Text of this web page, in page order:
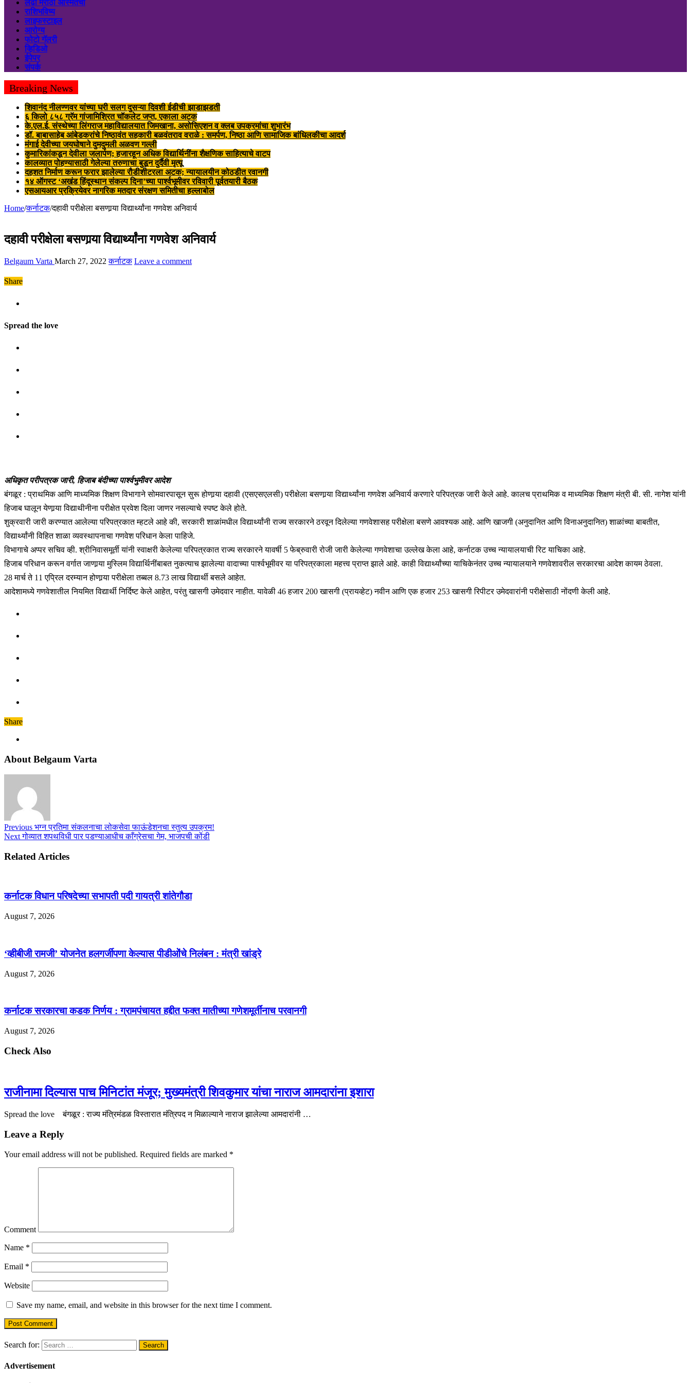
लढा मराठी अस्मितेचा
राशिभविष्य
लाइफस्टाइल
आरोग्य
फोटो गॅलरी
व्हिडिओ
ईपेपर
संपर्क
Breaking News
शिवानंद नीलण्णवर यांच्या घरी सलग दुसऱ्या दिवशी ईडीची झाडाझडती
६ किलो ८५८ ग्रॅम गांजामिश्रित चॉकलेट जप्त, एकाला अटक
के.एल.ई. संस्थेच्या लिंगराज महाविद्यालयात जिमखाना, असोसिएशन व क्लब उपक्रमांचा शुभारंभ
डॉ. बाबासाहेब आंबेडकरांचे निष्ठावंत सहकारी बळवंतराव वराळे : समर्पण, निष्ठा आणि सामाजिक बांधिलकीचा आदर्श
मंगाई देवीच्या जयघोषाने दुमदुमली अळवण गल्ली
कुमारिकांकडून देवीला जलार्पण; हजारहून अधिक विद्यार्थिनींना शैक्षणिक साहित्याचे वाटप
कालव्यात पोहण्यासाठी गेलेल्या तरुणाचा बुडून दुर्दैवी मृत्यू
दहशत निर्माण करून फरार झालेल्या रौडीशीटरला अटक; न्यायालयीन कोठडीत रवानगी
१४ ऑगस्ट ‘अखंड हिंदूस्थान संकल्प दिना’च्या पार्श्वभूमीवर रविवारी पूर्वतयारी बैठक
एसआयआर प्रक्रियेवर नागरिक मतदार संरक्षण समितीचा हल्लाबोल
Home/कर्नाटक/दहावी परीक्षेला बसणार्‍या विद्यार्थ्यांना गणवेश अनिवार्य
दहावी परीक्षेला बसणार्‍या विद्यार्थ्यांना गणवेश अनिवार्य
Belgaum Varta March 27, 2022 कर्नाटक Leave a comment
Share
Spread the love
अधिकृत परीपत्रक जारी, हिजाब बंदीच्या पार्श्वभुमीवर आदेश
बंगळूर : प्राथमिक आणि माध्यमिक शिक्षण विभागाने सोमवारपासून सुरू होणार्‍या दहावी (एसएसएलसी) परीक्षेला बसणार्‍या विद्यार्थ्यांना गणवेश अनिवार्य करणारे परिपत्रक जारी केले आहे. कालच प्राथमिक व माध्यमिक शिक्षण मंत्री बी. सी. नागेश यांनी
हिजाब घालून येणार्‍या विद्याथीनीना परीक्षेत प्रवेश दिला जाणर नसल्याचे स्पष्ट केले होते.
शुक्रवारी जारी करण्यात आलेल्या परिपत्रकात म्हटले आहे की, सरकारी शाळांमधील विद्यार्थ्यांनी राज्य सरकारने ठरवून दिलेल्या गणवेशासह परीक्षेला बसणे आवश्यक आहे. आणि खाजगी (अनुदानित आणि विनाअनुदानित) शाळांच्या बाबतीत,
विद्यार्थ्यांनी विहित शाळा व्यवस्थापनाचा गणवेश परिधान केला पाहिजे.
विभागाचे अप्पर सचिव व्ही. श्रीनिवासमूर्ती यांनी स्वाक्षरी केलेल्या परिपत्रकात राज्य सरकारने यावर्षी 5 फेब्रुवारी रोजी जारी केलेल्या गणवेशाचा उल्लेख केला आहे, कर्नाटक उच्च न्यायालयाची रिट याचिका आहे.
हिजाब परिधान करून वर्गात जाणार्‍या मुस्लिम विद्यार्थिनींबाबत नुकत्याच झालेल्या वादाच्या पार्श्वभूमीवर या परिपत्रकाला महत्त्व प्राप्त झाले आहे. काही विद्यार्थ्यांच्या याचिकेनंतर उच्च न्यायालयाने गणवेशावरील सरकारचा आदेश कायम ठेवला.
28 मार्च ते 11 एप्रिल दरम्यान होणार्‍या परीक्षेला तब्बल 8.73 लाख विद्यार्थी बसले आहेत.
आदेशामध्ये गणवेशातील नियमित विद्यार्थी निर्दिष्ट केले आहेत, परंतु खासगी उमेदवार नाहीत. यावेळी 46 हजार 200 खासगी (प्रायव्हेट) नवीन आणि एक हजार 253 खासगी रिपीटर उमेदवारांनी परीक्षेसाठी नोंदणी केली आहे.
Share
About Belgaum Varta
Previous भग्न प्रतिमा संकलनाचा लोकसेवा फाऊंडेशनचा स्तुत्य उपक्रम!
Nextगोव्यात शपथविधी पार पडण्याआधीच काँग्रेसचा गेम, भाजपची कोंडी
Related Articles
कर्नाटक विधान परिषदेच्या सभापती पदी गायत्री शांतेगौडा
August 7, 2026
‘व्हीबीजी रामजी’ योजनेत हलगर्जीपणा केल्यास पीडीओंचे निलंबन : मंत्री खांड्रे
August 7, 2026
कर्नाटक सरकारचा कडक निर्णय : ग्रामपंचायत हद्दीत फक्त मातीच्या गणेशमूर्तींनाच परवानगी
August 7, 2026
Check Also
राजीनामा दिल्यास पाच मिनिटांत मंजूर; मुख्यमंत्री शिवकुमार यांचा नाराज आमदारांना इशारा
Spread the love बंगळूर : राज्य मंत्रिमंडळ विस्तारात मंत्रिपद न मिळाल्याने नाराज झालेल्या आमदारांनी …
Leave a Reply
Your email address will not be published. Required fields are marked *
Comment
Name *
Email *
Website
Save my name, email, and website in this browser for the next time I comment.
Search for:
Advertisement